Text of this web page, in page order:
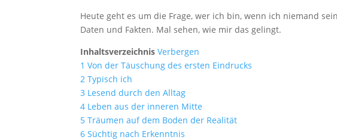
Heute geht es um die Frage, wer ich bin, wenn ich niemand
Daten und Fakten. Mal sehen, wie mir das gelingt.
Inhaltsverzeichnis Verbergen
1 Von der Täuschung des ersten Eindrucks
2 Typisch ich
3 Lesend durch den Alltag
4 Leben aus der inneren Mitte
5 Träumen auf dem Boden der Realität
6 Süchtig nach Erkenntnis